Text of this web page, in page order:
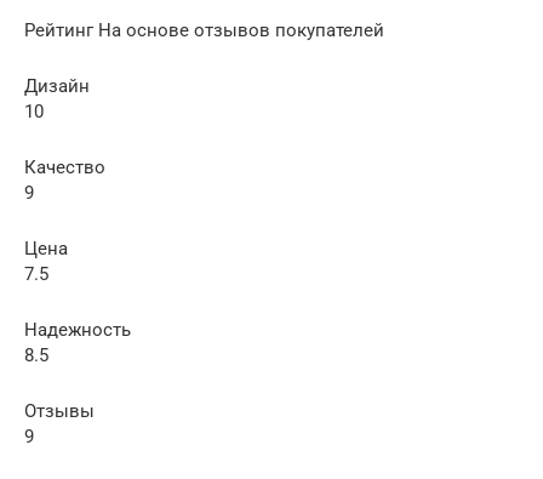
Рейтинг На основе отзывов покупателей
Дизайн
10
Качество
9
Цена
7.5
Надежность
8.5
Отзывы
9